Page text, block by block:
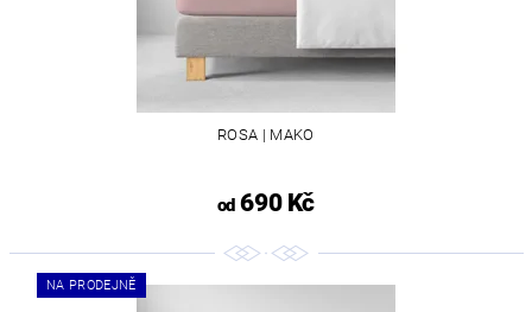
ROSA | MAKO
od690 Kč
NA PRODEJNĚ